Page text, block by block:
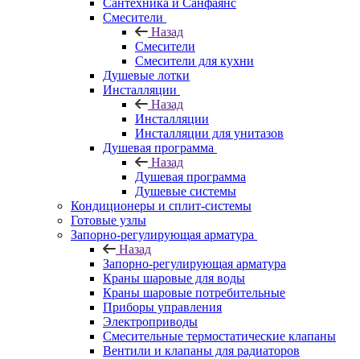
Сантехника и Санфаянс
Смесители
Назад
Смесители
Смесители для кухни
Душевые лотки
Инсталляции
Назад
Инсталляции
Инсталляции для унитазов
Душевая программа
Назад
Душевая программа
Душевые системы
Кондиционеры и сплит-системы
Готовые узлы
Запорно-регулирующая арматура
Назад
Запорно-регулирующая арматура
Краны шаровые для воды
Краны шаровые потребительные
Приборы управления
Электроприводы
Смесительные термостатические клапаны
Вентили и клапаны для радиаторов